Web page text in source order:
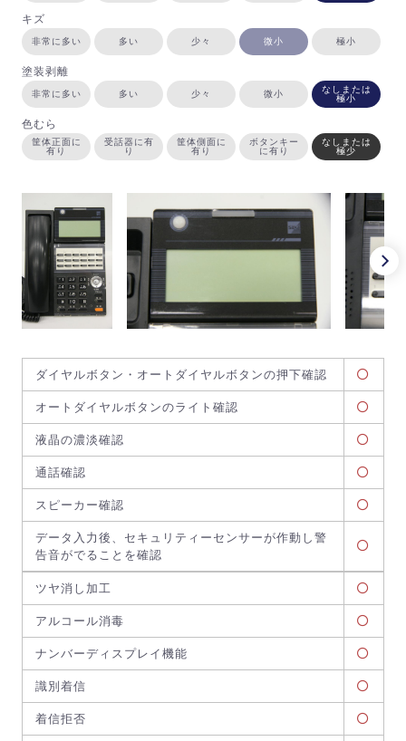
キズ
非常に多い 多い 少々 微小 極小
塗装剥離
非常に多い 多い 少々 微小
なしまたは
極小
色むら
筐体正面に
有り
受話器に有
り
筐体側面に
有り
ボタンキー
に有り
なしまたは
極少
ダイヤルボタン・オートダイヤルボタンの押下確認
オートダイヤルボタンのライト確認
液晶の濃淡確認
通話確認
スピーカー確認
データ入力後、セキュリティーセンサーが作動し警
告音がでることを確認
ツヤ消し加工
アルコール消毒
ナンバーディスプレイ機能
識別着信
着信拒否